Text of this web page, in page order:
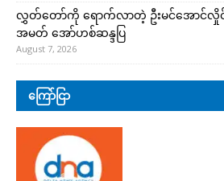
လွှတ်တော်ကို ရောက်လာတဲ့ ဦးမင်အောင်
အမတ် အော်ဟစ်ဆန္ဒပြ
August 7, 2026
ကြော်ငြာ